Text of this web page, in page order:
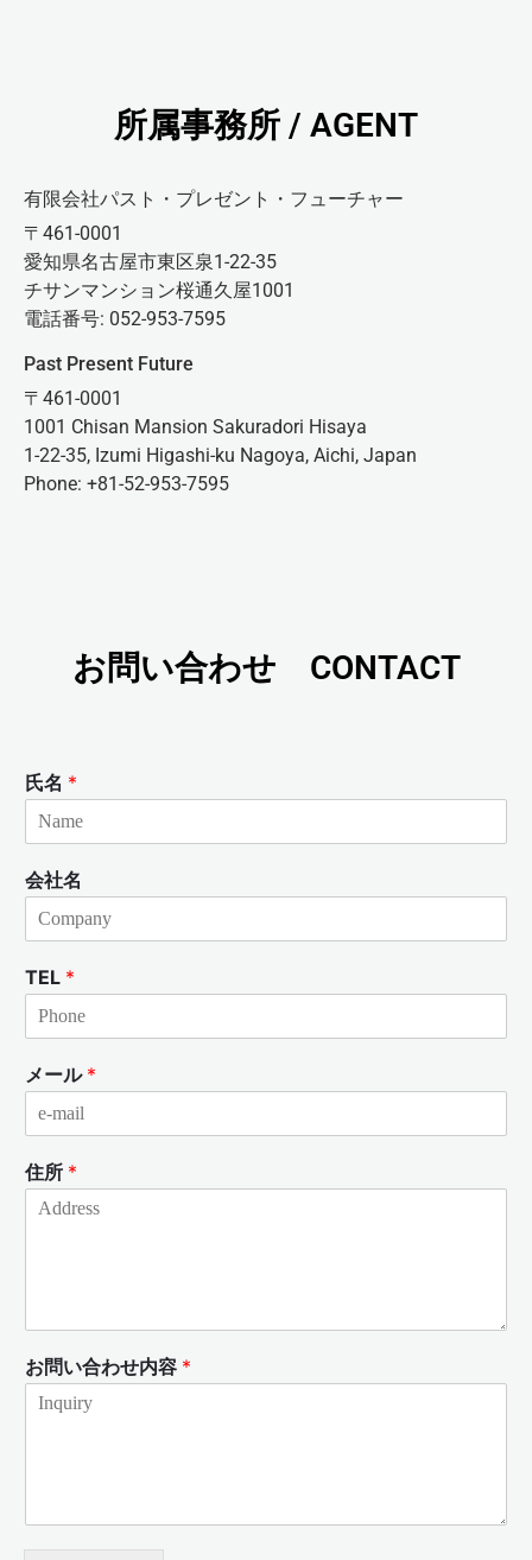
所属事務所 / AGENT
有限会社パスト・プレゼント・フューチャー
〒461-0001
愛知県名古屋市東区泉1-22-35
チサンマンション桜通久屋1001
電話番号: 052-953-7595
Past Present Future
〒461-0001
1001 Chisan Mansion Sakuradori Hisaya
1-22-35, Izumi Higashi-ku Nagoya, Aichi, Japan
Phone: +81-52-953-7595
お問い合わせ CONTACT
氏名 *
会社名
TEL *
メール *
住所 *
お問い合わせ内容 *